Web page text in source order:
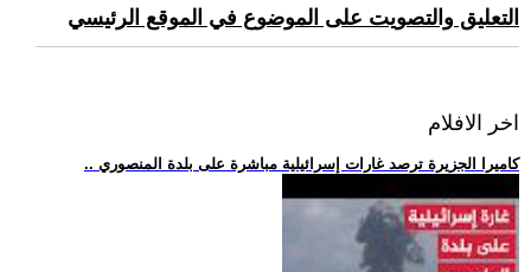
التعليق والتصويت على الموضوع في الموقع الرئيسي
اخر الافلام
.. كاميرا الجزيرة ترصد غارات إسرائيلية مباشرة على بلدة المنصوري